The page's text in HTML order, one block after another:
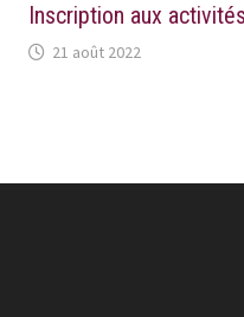
Inscription aux
21 août 2022